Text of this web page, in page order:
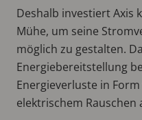
Deshalb investiert Axis
Mühe, um seine
möglich zu gestalten.
Energiebereitstellung
Energieverluste in
elektrischem Rauschen